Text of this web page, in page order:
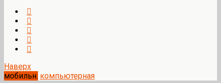
Наверх
мобильн. компьютерная